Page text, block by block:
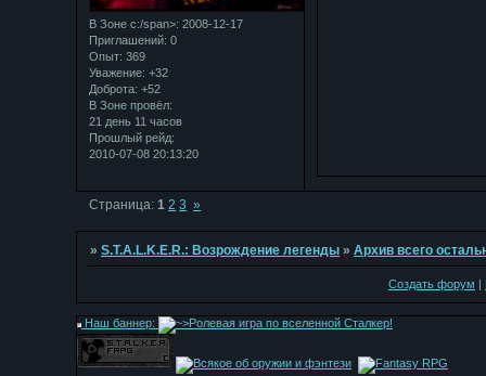
В Зоне с:/span>: 2008-12-17
Приглашений: 0
Опыт: 369
Уважение: +32
Доброта: +52
В Зоне провёл:
21 день 11 часов
Прошлый рейд:
2010-07-08 20:13:20
Страница:1 2 3 »
»S.T.A.L.K.E.R.: Возрождение легенды »Архив всего
Создать форум |
Наш баннер: